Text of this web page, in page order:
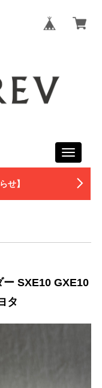
Toggle
せ】
ー SXE10 GXE10
タ